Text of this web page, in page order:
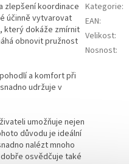
zlepšení koordinace
účinně vytvarovat
který dokáže zmírnit
obnovit pružnost
a komfort při
udržuje v
umožňuje nejen
důvodu je ideální
nalézt mnoho
osvědčuje také
Kategorie:
EAN:
Velikost:
Nosnost: